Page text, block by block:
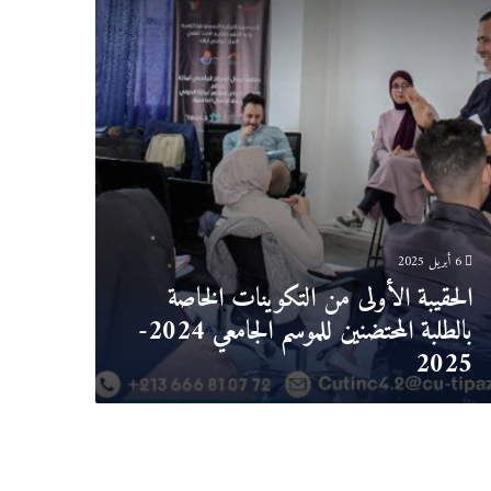
2024-
6 أبريل 2025
الحقيبة الأولى من التكوينات الخاصة
بالطلبة المحتضنين للموسم الجامعي 2024-
2025